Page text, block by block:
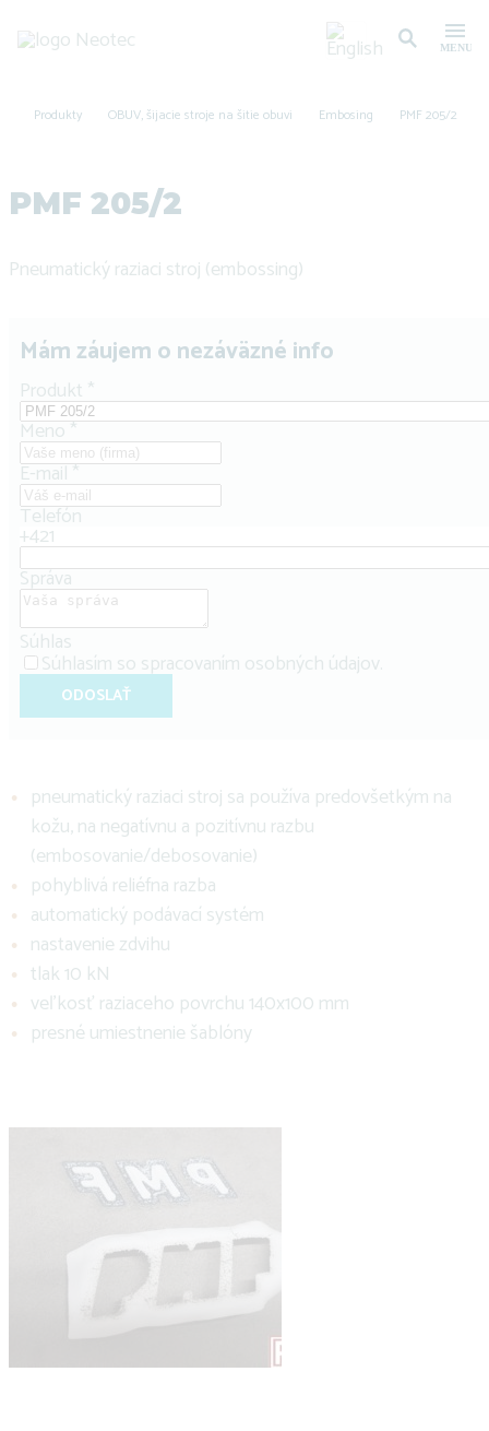
Produkty OBUV, šijacie stroje na šitie obuvi Embosing PMF 205/2
PMF 205/2
Pneumatický raziaci stroj (embossing)
Mám záujem o nezáväzné info
Produkt *
Meno*
E-mail*
Telefón
+421
Správa
Súhlas
Súhlasím so spracovaním osobných údajov
ODOSLAŤ
pneumatický raziaci stroj sa používa predovšetkým na
kožu, na negatívnu a pozitívnu razbu
(embosovanie/debosovanie)
pohyblivá reliéfna razba
automatický podávací systém
nastavenie zdvihu
tlak 10 kN
veľkosť raziaceho povrchu 140x100 mm
presné umiestnenie šablóny